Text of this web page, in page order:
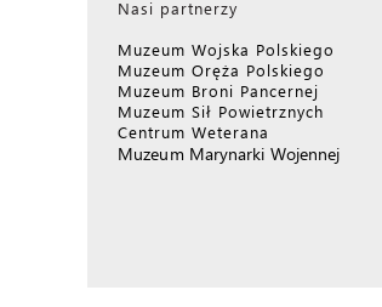
Nasi partnerzy
Muzeum Wojska Polskiego
Muzeum Oręża Polskiego
Muzeum Broni Pancernej
Muzeum Sił Powietrznych
Centrum Weterana
Muzeum Marynarki Wojennej